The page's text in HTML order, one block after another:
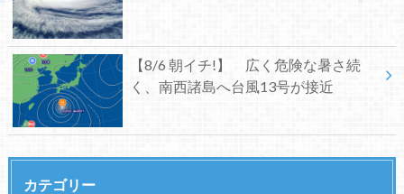
【8/6 朝イチ!】 広く危険な暑さ続
く、南西諸島へ台風13号が接近
カテゴリー